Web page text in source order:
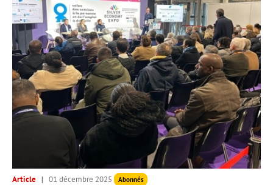
Article 01 décembre 2025 Abonnés